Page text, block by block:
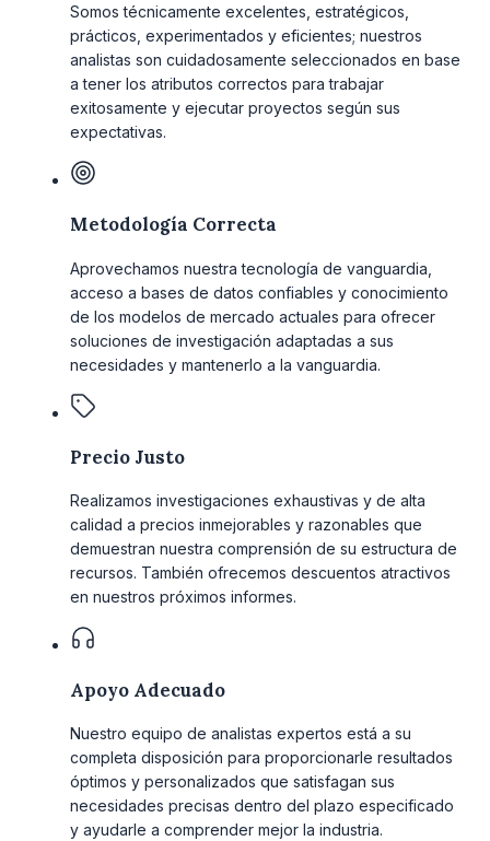
Somos técnicamente excelentes, estratégicos,
prácticos, experimentados y eficientes; nuestros
analistas son cuidadosamente seleccionados en base
a tener los atributos correctos para trabajar
exitosamente y ejecutar proyectos según sus
expectativas.
Metodología Correcta
Aprovechamos nuestra tecnología de vanguardia,
acceso a bases de datos confiables y conocimiento
de los modelos de mercado actuales para ofrecer
soluciones de investigación adaptadas a sus
necesidades y mantenerlo a la vanguardia.
Precio Justo
Realizamos investigaciones exhaustivas y de alta
calidad a precios inmejorables y razonables que
demuestran nuestra comprensión de su estructura de
recursos. También ofrecemos descuentos atractivos
en nuestros próximos informes.
Apoyo Adecuado
Nuestro equipo de analistas expertos está a su
completa disposición para proporcionarle resultados
óptimos y personalizados que satisfagan sus
necesidades precisas dentro del plazo especificado
y ayudarle a comprender mejor la industria.